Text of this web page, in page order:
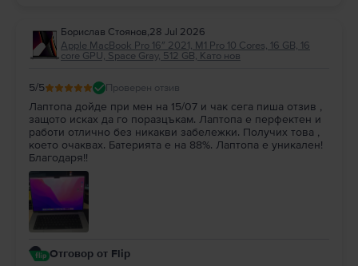
Борислав Стоянов,28 Jul 2026
Apple MacBook Pro 16″ 2021, M1 Pro 10 Cores, 16 GB, 16
core GPU, Space Gray, 512 GB, Като нов
5/5 Проверен отзив
Лаптопа дойде при мен на 15/07 и чак сега пиша отзив ,
защото исках да го поразцъкам. Лаптопа е перфектен и
работи отлично без никакви забележки. Получих това ,
което очаквах. Батерията е на 88%. Лаптопа е уникален!
Благодаря!!
Отговор от Flip